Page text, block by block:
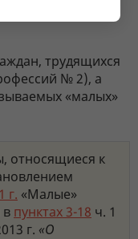
трудящихся
№ 2), а
«малых»
относящиеся к
г. «Малые»
пунктах 3-18 ч. 1
г. «О